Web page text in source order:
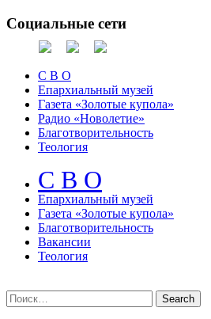
Социальные сети
С В О
Епархиальный музей
Газета «Золотые купола»
Радио «Новолетие»
Благотворительность
Теология
С В О
Епархиальный музeй
Газета «Золотые купола»
Благотворительность
Вакансии
Теология